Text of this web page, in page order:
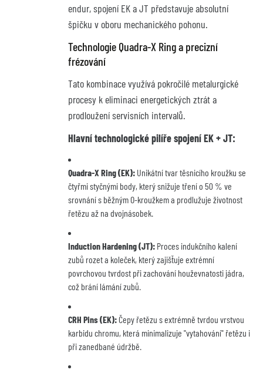
endur, spojení EK a JT představuje absolutní
špičku v oboru mechanického pohonu.
Technologie Quadra-X Ring a precizní
frézování
Tato kombinace využívá pokročilé metalurgické
procesy k eliminaci energetických ztrát a
prodloužení servisních intervalů.
Hlavní technologické pilíře spojení EK + JT:
Quadra-X Ring (EK): Unikátní tvar těsnicího kroužku se
čtyřmi styčnými body, který snižuje tření o 50 % ve
srovnání s běžným O-kroužkem a prodlužuje životnost
řetězu až na dvojnásobek.
Induction Hardening (JT): Proces indukčního kalení
zubů rozet a koleček, který zajišťuje extrémní
povrchovou tvrdost při zachování houževnatosti jádra,
což brání lámání zubů.
CRH Pins (EK):Čepy řetězu s extrémně tvrdou vrstvou
karbidu chromu, která minimalizuje "vytahování" řetězu i
při zanedbané údržbě.